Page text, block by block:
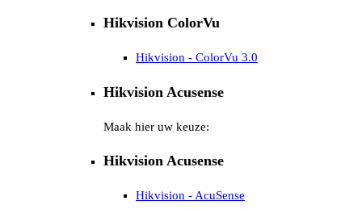
Hikvision ColorVu
Hikvision - ColorVu 3.0
Hikvision Acusense
Maak hier uw keuze:
Hikvision Acusense
Hikvision - AcuSense